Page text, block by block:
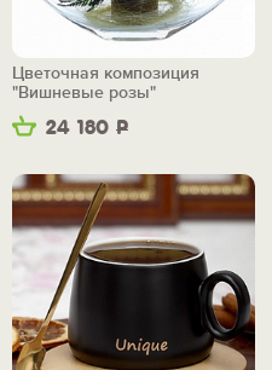
24 180 Р
Цветочная композиция
"Вишневые розы"